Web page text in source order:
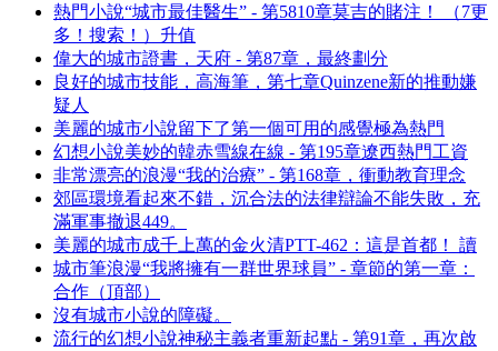
熱門小說“城市最佳醫生” - 第5810章莫吉的賭注！ （7更
多！搜索！）升值
偉大的城市證書，天府 - 第87章，最終劃分
良好的城市技能，高海筆，第七章Quinzene新的推動嫌
疑人
美麗的城市小說留下了第一個可用的感覺極為熱門
幻想小說美妙的韓赤雪線在線 - 第195章遼西熱門工資
非常漂亮的浪漫“我的治療” - 第168章，衝動教育理念
郊區環境看起來不錯，沉合法的法律辯論不能失敗，充
滿軍事撤退449。
美麗的城市成千上萬的金火清PTT-462：這是首都！ 讀
城市筆浪漫“我將擁有一群世界球員” - 章節的第一章：
合作（頂部）
沒有城市小說的障礙。
流行的幻想小說神秘主義者重新起點 - 第91章，再次啟